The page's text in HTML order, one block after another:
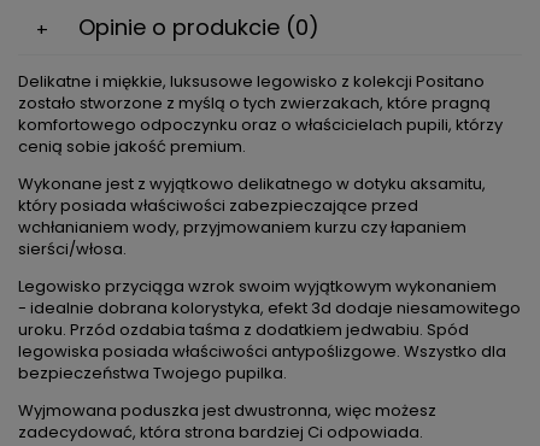
Opinie o produkcie (0)
Delikatne i miękkie, luksusowe legowisko z kolekcji Positano
zostało stworzone z myślą o tych zwierzakach, które pragną
komfortowego odpoczynku oraz o właścicielach pupili, którzy
cenią sobie jakość premium.
Wykonane jest z wyjątkowo delikatnego w dotyku aksamitu,
który posiada właściwości zabezpieczające przed
wchłanianiem wody, przyjmowaniem kurzu czy łapaniem
sierści/włosa.
Legowisko przyciąga wzrok swoim wyjątkowym wykonaniem
- idealnie dobrana kolorystyka, efekt 3d dodaje niesamowitego
uroku. Przód ozdabia taśma z dodatkiem jedwabiu. Spód
legowiska posiada właściwości antypoślizgowe. Wszystko dla
bezpieczeństwa Twojego pupilka.
Wyjmowana poduszka jest dwustronna, więc możesz
zadecydować, która strona bardziej Ci odpowiada.